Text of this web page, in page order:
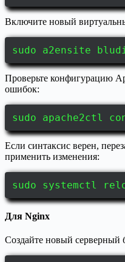
Включите новый
sudo a2ensite
Проверьте конфигурацию
ошибок:
sudo apache2ctl
Если синтаксис верен,
применить изменения:
sudo systemctl
Для Nginx
Создайте новый серверный